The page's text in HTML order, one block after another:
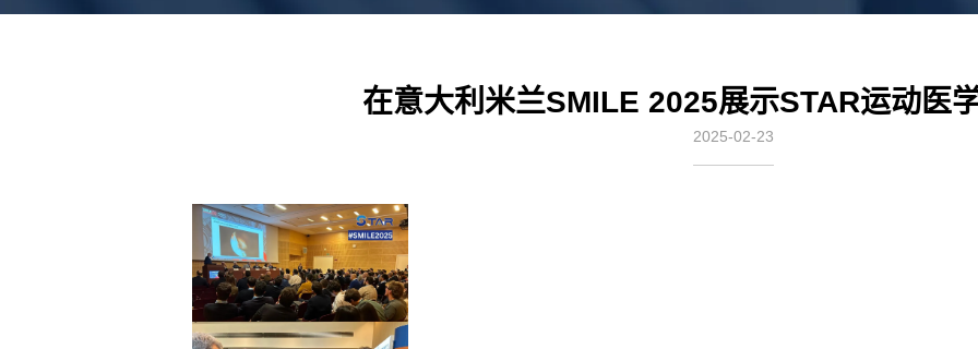
在意大利米兰SMILE 2025展示STAR运动医
2025-02-23